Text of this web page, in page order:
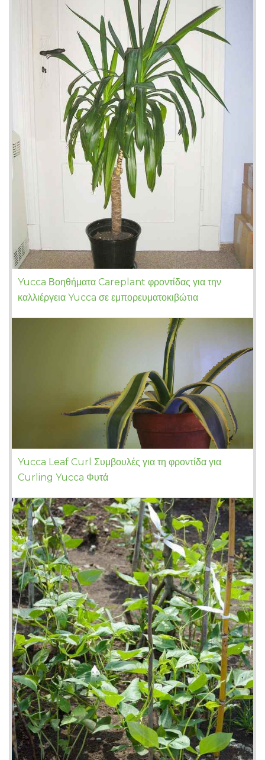
Yucca Βοηθήματα Careplant φροντίδας για την
καλλιέργεια Yucca σε εμπορευματοκιβώτια
Yucca Leaf Curl Συμβουλές για τη φροντίδα για
Curling Yucca Φυτά